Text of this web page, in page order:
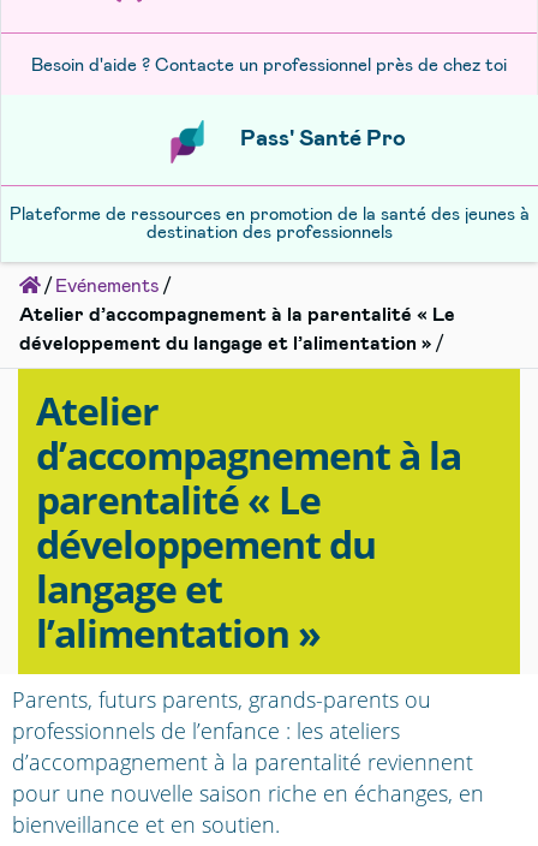
Besoin d'aide ? Contacte un professionnel près de chez toi
Pass' Santé Pro
Plateforme de ressources en promotion de la santé des jeunes à
destination des professionnels
Accueil
Evénements
Atelier d’accompagnement à la parentalité « Le
développement du langage et l’alimentation »
Atelier
d’accompagnement à la
parentalité « Le
développement du
langage et
l’alimentation »
Parents, futurs parents, grands-parents ou
professionnels de l’enfance : les ateliers
d’accompagnement à la parentalité reviennent
pour une nouvelle saison riche en échanges, en
bienveillance et en soutien.